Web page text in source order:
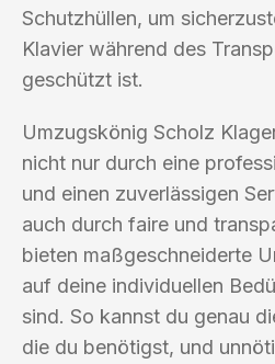
Schutzhüllen, um
Klavier während des
geschützt ist.
Umzugskönig Scholz
nicht nur durch eine
und einen zuverlässigen
auch durch faire und
bieten maßgeschneiderte
auf deine individuellen
sind. So kannst du genau
die du benötigst, und